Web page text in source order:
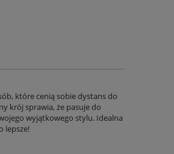
które cenią sobie dystans do
krój sprawia, że pasuje do
wyjątkowego stylu. Idealna
lepsze!